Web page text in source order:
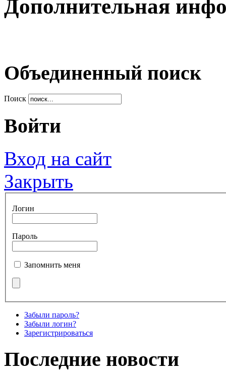
Дополнительная
Объединенный поиск
Поиск
Войти
Вход на сайт
Закрыть
Логин
Пароль
Запомнить меня
Забыли пароль?
Забыли логин?
Зарегистрироваться
Последние новости